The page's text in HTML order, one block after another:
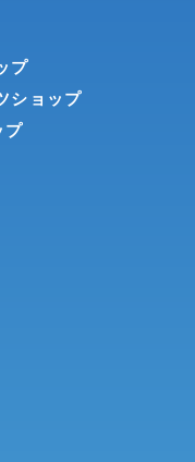
プ
ショップ
プ